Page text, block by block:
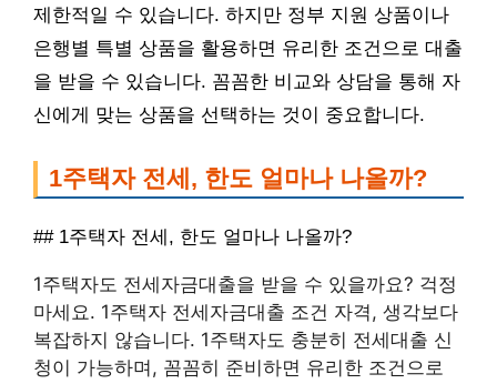
제한적일 수 있습니다. 하지만 정부 지원 상품이나
은행별 특별 상품을 활용하면 유리한 조건으로 대출
을 받을 수 있습니다. 꼼꼼한 비교와 상담을 통해 자
신에게 맞는 상품을 선택하는 것이 중요합니다.
1주택자 전세, 한도 얼마나 나올까?
## 1주택자 전세, 한도 얼마나 나올까?
1주택자도 전세자금대출을 받을 수 있을까요? 걱정
마세요. 1주택자 전세자금대출 조건 자격, 생각보다
복잡하지 않습니다. 1주택자도 충분히 전세대출 신
청이 가능하며, 꼼꼼히 준비하면 유리한 조건으로